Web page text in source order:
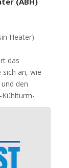
Heater)
das
sich an, wie
den